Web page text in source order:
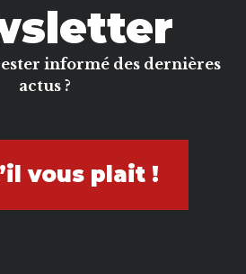
informé des dernières
actus ?
vous plait !